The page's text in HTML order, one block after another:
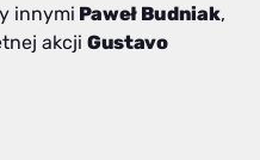
innymi Paweł Budniak,
akcjiGustavo